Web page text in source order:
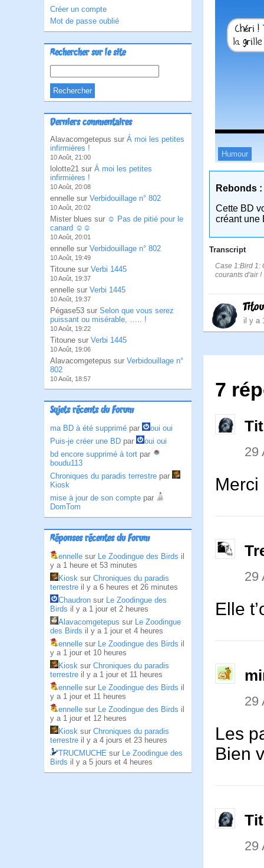
Créer un compte
Mot de passe oublié
Rechercher sur le site
Derniers commentaires
Alavacomgetepus sur Á moi les petites
infirmières !
10 Août, 21:00
lolotte21 sur Á moi les petites
infirmières !
10 Août, 20:08
ennelle sur Verbidouillage n° 802
10 Août, 20:02
Mister blues sur ☺ Pas de pitié pour le
canard ☺☺
10 Août, 20:01
ennelle sur Verbidouillage n° 802
10 Août, 19:49
Titoune sur Verbi 1445
10 Août, 19:37
ennelle sur Verbi 1445
10 Août, 19:37
Pégase53 sur Selon que vous serez
puissant ou misérable, ….. !
10 Août, 19:22
Titoune sur Verbi 1445
10 Août, 19:06
Alavacomgetepus sur Verbidouillage n°
802
10 Août, 18:57
Sujets récents du Forum
ma BD à été supprimé par
oui oui
Puis-je créer une BD par
oui oui
bd encore supprimé à tort par
boudu113
Chroniques du paradis terrestre par
Kiosk
mise à jour de son compte par
DomTom
Réponses récentes du Forum
ennelle sur Le Zoodingue des Birds il
y a 1 heure et 53 minutes
Kiosk sur Chroniques du paradis
terrestre il y a 6 heures et 26 minutes
Chaudron sur Le Zoodingue des
Birds il y a 1 jour et 2 heures
Alavacomgetepus sur Le Zoodingue
des Birds il y a 1 jour et 4 heures
ennelle sur Le Zoodingue des Birds il
y a 1 jour et 10 heures
Kiosk sur Chroniques du paradis
terrestre il y a 1 jour et 11 heures
ennelle sur Le Zoodingue des Birds il
y a 1 jour et 11 heures
ennelle sur Le Zoodingue des Birds il
y a 1 jour et 12 heures
Kiosk sur Chroniques du paradis
terrestre il y a 4 jours et 23 heures
TRUCMUCHE sur Le Zoodingue des
Birds il y a 5 jours et 4 heures
Humour
Rebonds :
Cette BD
créant une
Transcript
Case 1:Bird 1:
courants d'air !
il y a
7
29
29
Elle
29
Les
Bien
29